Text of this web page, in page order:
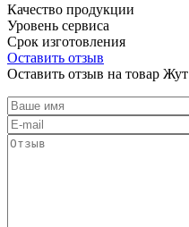
Качество продукции
Уровень сервиса
Срок изготовления
Оставить отзыв
Оставить отзыв на товар Жут